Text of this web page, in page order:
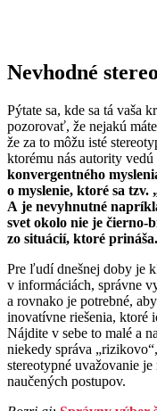
Nevhodné
Pýtate sa, kde sa tá vaša
pozorovať, že nejakú
že za to môžu isté
ktorému nás autority
konvergentného
o myslenie, ktoré sa tzv.
A je nevyhnutné
svet okolo nie je čierno-
zo situácií, ktoré prináša.
Pre ľudí dnešnej doby je
v informáciách, správne
a rovnako je potrebné,
inovatívne riešenia, ktoré
Nájdite v sebe to malé a
niekedy správa
stereotypné uvažovanie
naučených postupov.